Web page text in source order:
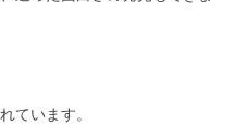
ています。